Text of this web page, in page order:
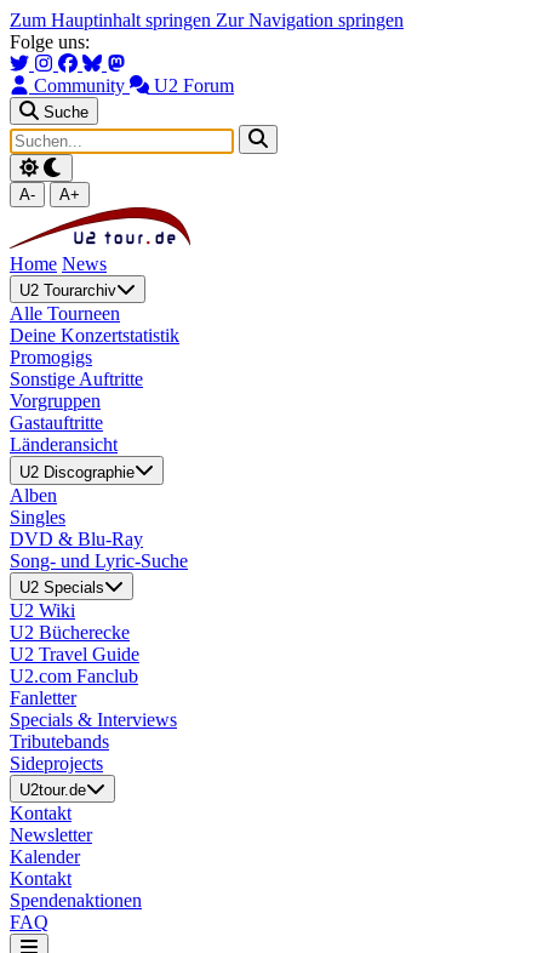
Zum Hauptinhalt springen Zur Navigation springen
Folge uns:
Community U2 Forum
Suche
A- A+
Home News
U2 Tourarchiv
Alle Tourneen
Deine Konzertstatistik
Promogigs
Sonstige Auftritte
Vorgruppen
Gastauftritte
Länderansicht
U2 Discographie
Alben
Singles
DVD & Blu-Ray
Song- und Lyric-Suche
U2 Specials
U2 Wiki
U2 Bücherecke
U2 Travel Guide
U2.com Fanclub
Fanletter
Specials & Interviews
Tributebands
Sideprojects
U2tour.de
Kontakt
Newsletter
Kalender
Kontakt
Spendenaktionen
FAQ